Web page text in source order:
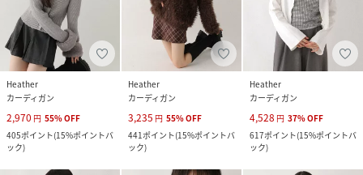
Heather
カーディガン
2,970 円 55%OFF
405ポイント(15%ポイントバ
ック)
Heather
カーディガン
3,235 円 55%OFF
441ポイント(15%ポイントバ
ック)
Heather
カーディガン
4,528 円 37%OFF
617ポイント(15%ポイントバ
ック)